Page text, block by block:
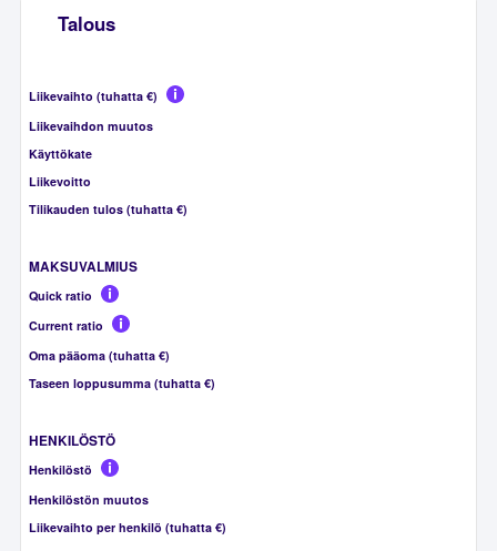
Talous
Liikevaihto (tuhatta €)
Liikevaihdon muutos
Käyttökate
Liikevoitto
Tilikauden tulos (tuhatta €)
MAKSUVALMIUS
Quick ratio
Current ratio
Oma pääoma (tuhatta €)
Taseen loppusumma (tuhatta €)
HENKILÖSTÖ
Henkilöstö
Henkilöstön muutos
Liikevaihto per henkilö (tuhatta €)